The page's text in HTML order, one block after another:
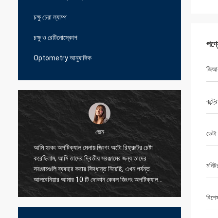
চক্ষু চেরা ল্যাম্প
চক্ষু ও রেটিনোস্কোপ
Optometry আনুষাঙ্গিক
জেন
আমি হংকং অপটিক্যাল মেলায় জিংগং অটো রিফ্রাক্টর চেষ্টা
করেছিলাম, আমি তাদের দ্বিতীয় সরঞ্জামের জন্য তাদের
সরঞ্জামগুলি ব্যবহার করার সিদ্ধান্ত নিয়েছি, এখন পর্যন্ত
আলবেনিয়ার আমার 10 টি দোকান কেবল জিংগং অপটিক্যাল
ব্যবহার করছে, এমনকি ছোট অংশের জন্য তারা আমাকে
আমি
করতে
ডেটা